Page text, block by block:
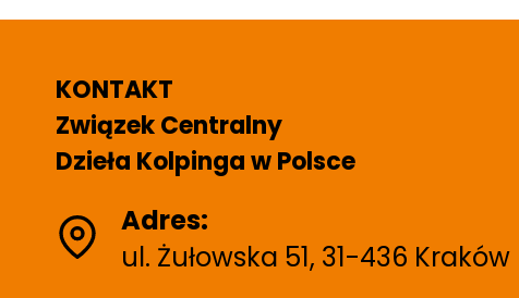
KONTAKT
Związek Centralny
Dzieła Kolpinga w Polsce
Adres:
ul. Żułowska 51, 31-436 Kraków